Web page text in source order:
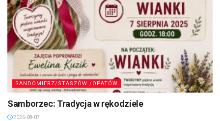
SANDOMIERZ/STASZÓW /OPATÓW
Samborzec: Tradycja w rękodziele
2026-08-07